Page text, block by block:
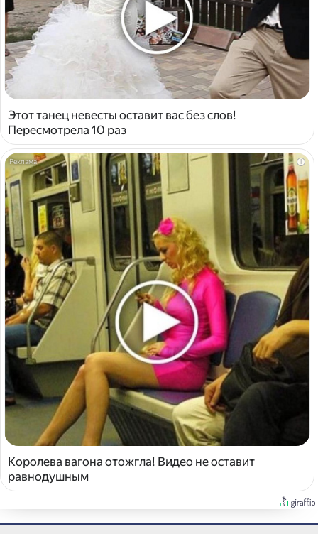
Этот танец невесты оставит вас без слов!
Пересмотрела 10 раз
i
Королева вагона отожгла! Видео не оставит
равнодушным